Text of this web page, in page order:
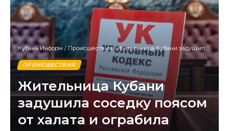
Кубань Информ /Происшествия/Жительница Кубани задушила соседку поясом от халата и ограбила
ПРОИСШЕСТВИЯ
Жительница Кубани
задушила соседку поясом
от халата и ограбила